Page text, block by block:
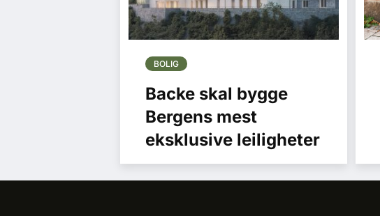
BOLIG
Backe skal bygge
Bergens mest
eksklusive leiligheter